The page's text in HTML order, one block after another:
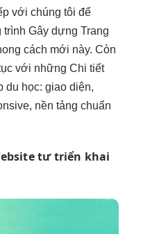
với chúng tôi để
Gây dựng Trang
cách mới này. Còn
với những Chi tiết
du học: giao diện,
nền tảng chuẩn
tưtriển khai